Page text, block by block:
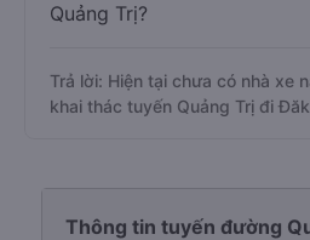
Quảng Trị?
Trả lời: Hiện tại chưa có nhà xe
khai thác tuyến Quảng Trị đi
Thông tin tuyến đường